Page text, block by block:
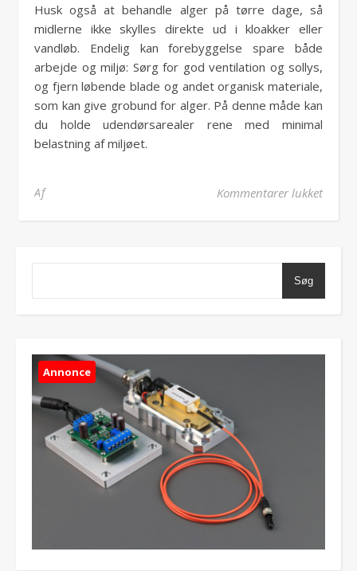
Husk også at behandle alger på tørre dage, så
midlerne ikke skylles direkte ud i kloakker eller
vandløb. Endelig kan forebyggelse spare både
arbejde og miljø: Sørg for god ventilation og sollys,
og fjern løbende blade og andet organisk materiale,
som kan give grobund for alger. På denne måde kan
du holde udendørsarealer rene med minimal
belastning af miljøet.
Af Kommentarer lukkettil
Søg
Annonce